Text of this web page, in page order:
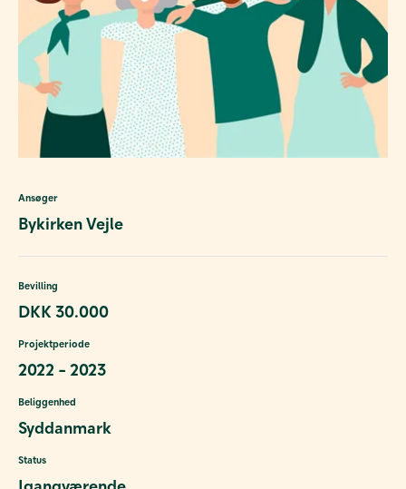
Ansøger
Bykirken Vejle
Bevilling
DKK 30.000
Projektperiode
2022 - 2023
Beliggenhed
Syddanmark
Status
Igangværende